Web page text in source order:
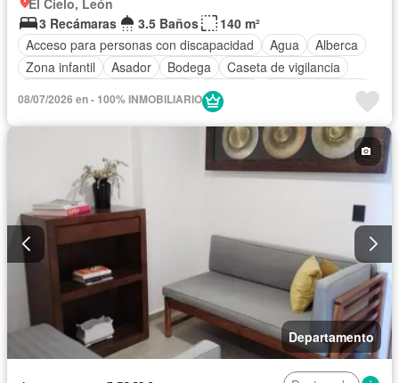
3 Recámaras
3.5 Baños
140 m²
Acceso para personas con discapacidad
Agua
Alberca
Zona infantil
Asador Bodega
Caseta de vigilancia
Cisterna
Cocina equipada
Estacionamiento
Internet
Jardín
Recámara con closet
Sala polivalente
Seguridad
Televisión por cable
Vista panorámica
Wifi
Zonas verdes
Permite mascotas
Solo familias
Sin amueblar
08/07/2026 en - 100% INMOBILIARIO
Departamento